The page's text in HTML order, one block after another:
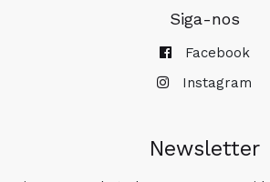
Siga-nos
Facebook
Instagram
Newsletter